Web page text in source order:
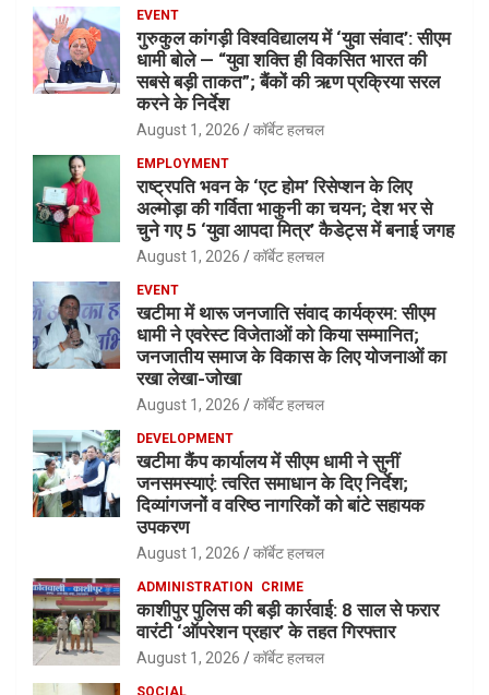
EVENT
गुरुकुल कांगड़ी विश्वविद्यालय में ‘युवा संवाद’: सीएम
धामी बोले — “युवा शक्ति ही विकसित भारत की
सबसे बड़ी ताकत”; बैंकों की ऋण प्रक्रिया सरल
करने के निर्देश
August 1, 2026 कॉर्बेट हलचल
EMPLOYMENT
राष्ट्रपति भवन के ‘एट होम’ रिसेप्शन के लिए
अल्मोड़ा की गर्विता भाकुनी का चयन; देश भर से
चुने गए 5 ‘युवा आपदा मित्र’ कैडेट्स में बनाई जगह
August 1, 2026 कॉर्बेट हलचल
EVENT
खटीमा में थारू जनजाति संवाद कार्यक्रम: सीएम
धामी ने एवरेस्ट विजेताओं को किया सम्मानित;
जनजातीय समाज के विकास के लिए योजनाओं का
रखा लेखा-जोखा
August 1, 2026 कॉर्बेट हलचल
DEVELOPMENT
खटीमा कैंप कार्यालय में सीएम धामी ने सुनीं
जनसमस्याएं: त्वरित समाधान के दिए निर्देश;
दिव्यांगजनों व वरिष्ठ नागरिकों को बांटे सहायक
उपकरण
August 1, 2026 कॉर्बेट हलचल
ADMINISTRATION CRIME
काशीपुर पुलिस की बड़ी कार्रवाई: 8 साल से फरार
वारंटी ‘ऑपरेशन प्रहार’ के तहत गिरफ्तार
August 1, 2026 कॉर्बेट हलचल
SOCIAL